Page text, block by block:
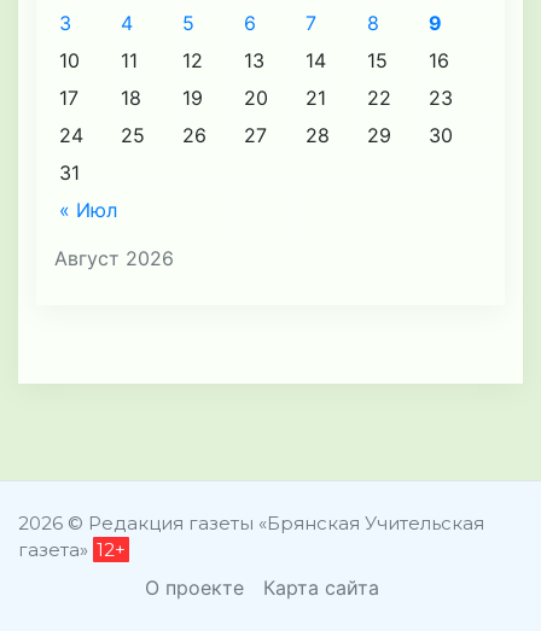
Август 2026
« Июл
3
4 5 6 7 8
9
10
11 12 13 14 15
16
17
18 19 20 21 22
23
24
25 26 27 28 29
30
31
2026 © Редакция газеты «Брянская Учительская
газета» 12+
О проекте Карта сайта